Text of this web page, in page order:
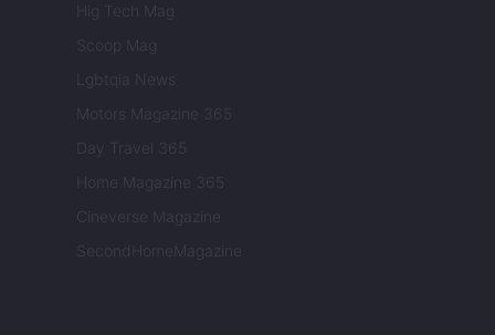
Hig Tech Mag
Scoop Mag
Lgbtqia News
Motors Magazine 365
Day Travel 365
Home Magazine 365
Cineverse Magazine
SecondHomeMagazine